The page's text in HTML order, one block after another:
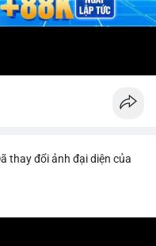
thay đổi ảnh đại diện của